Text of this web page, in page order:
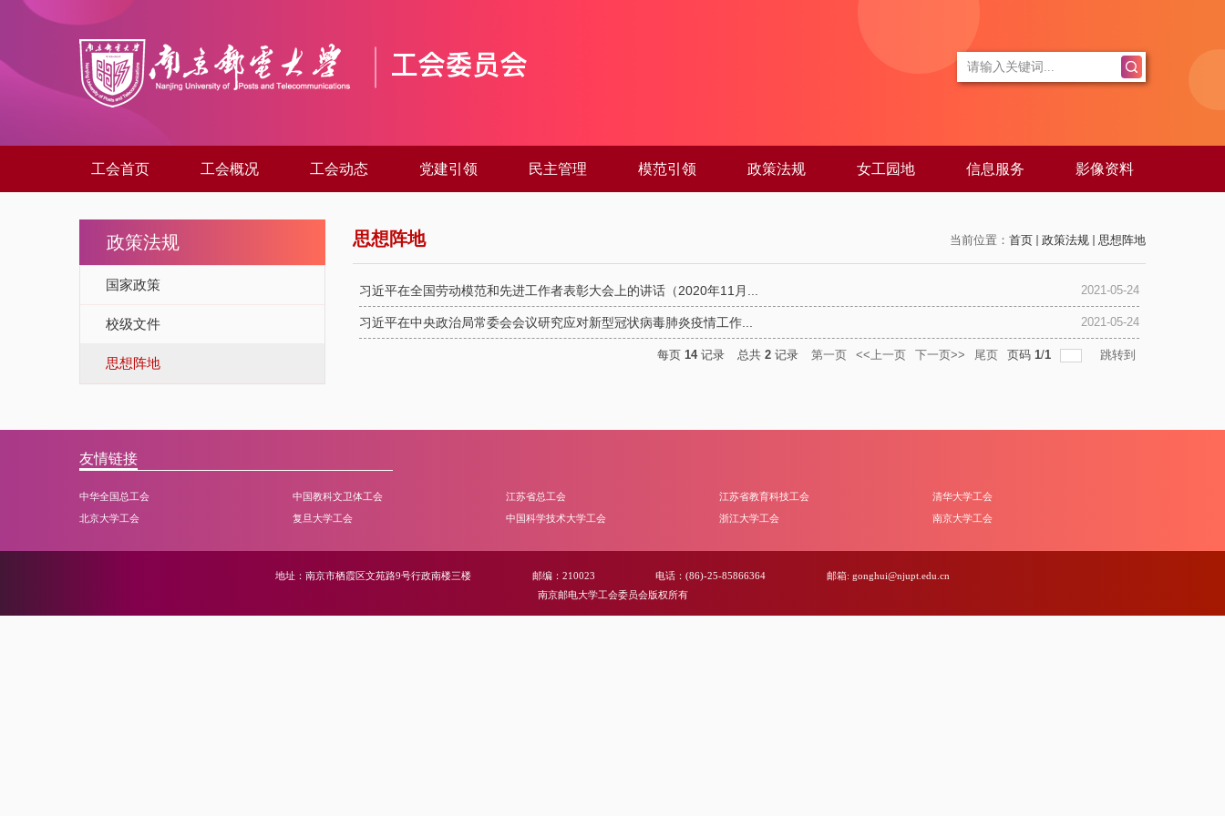
工会首页 工会概况 工会动态 党建引领 民主管理 模范引领 政策法规 女工园地 信息服务 影像资料
政策法规
国家政策
校级文件
思想阵地
当前位置： 首页 政策法规 思想阵地
思想阵地
习近平在全国劳动模范和先进工作者表彰大会上的讲话（2020年11月... 2021-05-24
习近平在中央政治局常委会会议研究应对新型冠状病毒肺炎疫情工作... 2021-05-24
每页 14记录 总共 2 记录 第一页 <<上一页 下一页>> 尾页 页码 1/1 跳转到
友情链接
中华全国总工会 中国教科文卫体工会 江苏省总工会 江苏省教育科技工会
清华大学工会
北京大学工会
复旦大学工会 中国科学技术大学工会 浙江大学工会 南京大学工会
地址：南京市栖霞区文苑路9号行政南楼三楼 邮编：210023 电话：(86)-25-85866364
邮箱: gonghui@njupt.edu.cn
南京邮电大学工会委员会版权所有